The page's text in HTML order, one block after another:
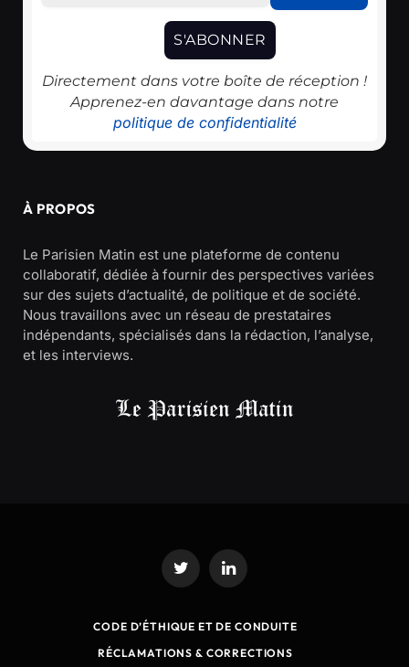
Directement dans votre boîte de réception !
Apprenez-en davantage dans notre
politique de confidentialité
À PROPOS
Le Parisien Matin est une plateforme de contenu
collaboratif, dédiée à fournir des perspectives variées
sur des sujets d’actualité, de politique et de société.
Nous travaillons avec un réseau de prestataires
indépendants, spécialisés dans la rédaction, l’analyse,
et les interviews.
Twitter LinkedIn
CODE D’ÉTHIQUE ET DE CONDUITE
RÉCLAMATIONS & CORRECTIONS